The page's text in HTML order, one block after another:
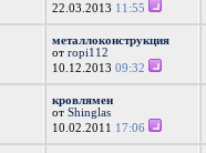
22.03.2013 11:55
металлоконструкция
отropi112
10.12.201309:32
кровлямен
отShinglas
10.02.2011 17:06